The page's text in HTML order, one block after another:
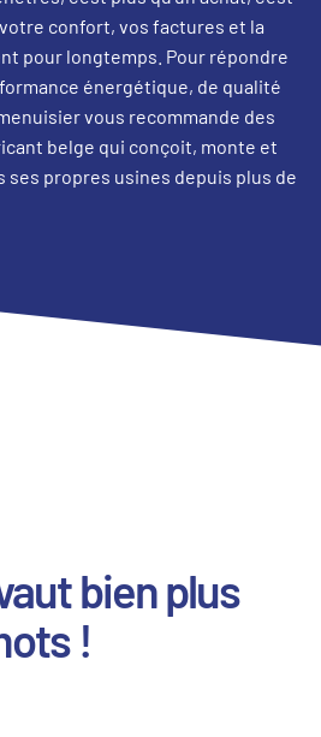
confort, vos factures et la
pour longtemps. Pour répondre
énergétique, de qualité
vous recommande des
belge qui conçoit, monte et
propres usines depuis plus de
bien plus
!